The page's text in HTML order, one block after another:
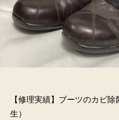
【修理実績】ブーツのカビ
生）